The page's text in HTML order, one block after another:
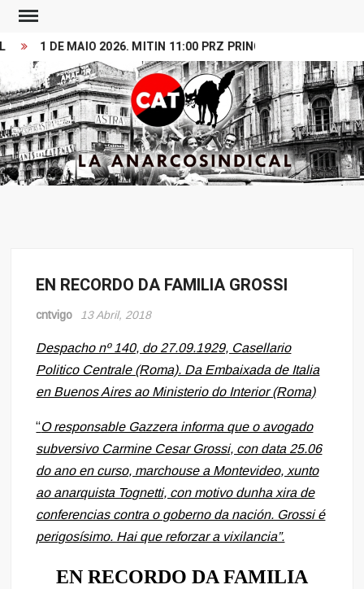
Skip
content1 DE MAIO 2026. MITIN 11:00 PRZ PRINCESA
Search
Memoria
EN RECORDO DA FAMILIA GROSSI
cntvigo 13 Abril, 2018
Despacho nº 140, do 27.09.1929, Casellario
Politico Centrale (Roma). Da Embaixada de Italia
en Buenos Aires ao Ministerio do Interior (Roma)
“O responsable Gazzera informa que o avogado
subversivo Carmine Cesar Grossi, con data 25.06
do ano en curso, marchouse a Montevideo, xunto
ao anarquista Tognetti, con motivo dunha xira de
conferencias contra o goberno da nación. Grossi é
perigosísimo. Hai que reforzar a vixilancia”.
EN RECORDO DA FAMILIA